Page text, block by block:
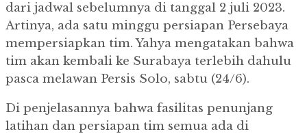
dari jadwal sebelumnya di tanggal 2 juli 2023.
Artinya, ada satu minggu persiapan Persebaya
mempersiapkan tim.Yahya mengatakan bahwa
tim akan kembali ke Surabaya terlebih dahulu
pasca melawan Persis Solo, sabtu (24/6).
Di penjelasannya bahwa fasilitas penunjang
latihan dan persiapan tim semua ada di